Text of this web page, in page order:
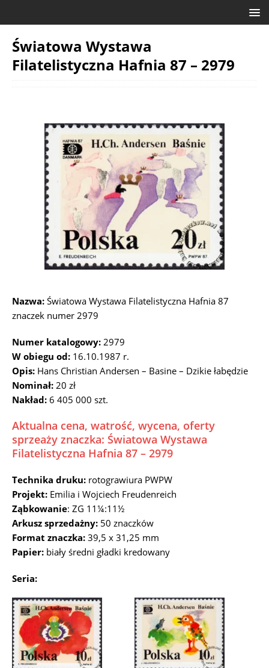
Światowa Wystawa
Filatelistyczna Hafnia 87 – 2979
Nazwa: Światowa Wystawa Filatelistyczna Hafnia 87
znaczek numer 2979
Numer katalogowy: 2979
W obiegu od: 16.10.1987 r.
Opis: Hans Christian Andersen – Basine – Dzikie łabędzie
Nominał: 20 zł
Nakład: 6 405 000 szt.
Aktualna cena, watrość, wycena, oferty
sprzeaży znaczka: Światowa Wystawa
Filatelistyczna Hafnia 87 – 2979
Technika druku: rotograwiura PWPW
Projekt: Emilia i Wojciech Freudenreich
Ząbkowanie: ZG 11¼:11½
Arkusz sprzedażny: 50 znaczków
Format znaczka: 39,5 x 31,25 mm
Papier: biały średni gładki kredowany
Seria: